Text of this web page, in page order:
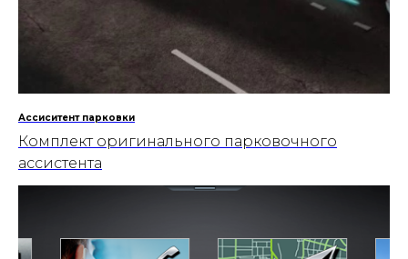
Ассиситент парковки
Комплект оригинального парковочного
ассистента